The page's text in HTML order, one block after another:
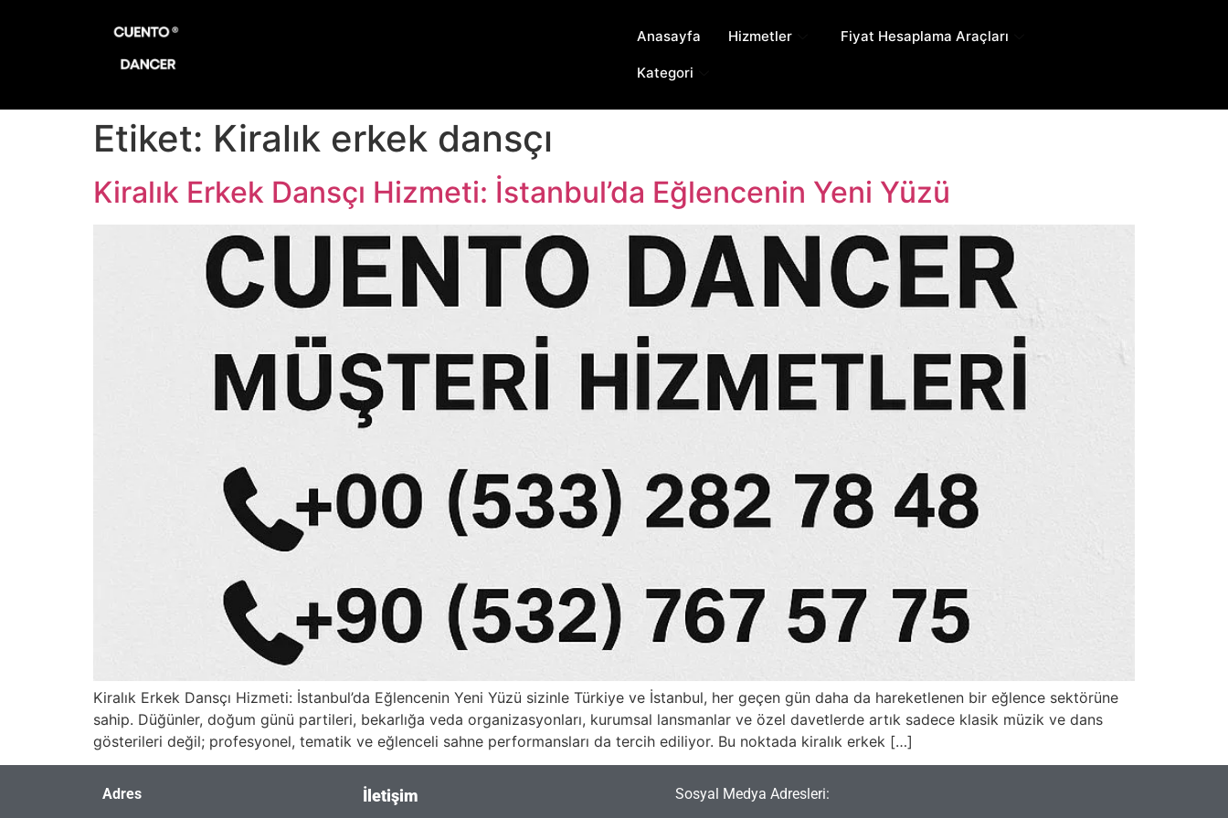
Anasayfa Hizmetler Fiyat Hesaplama Araçları
Kategori
Etiket: Kiralık erkek dansçı
Kiralık Erkek Dansçı Hizmeti: İstanbul’da Eğlencenin Yeni Yüzü
Kiralık Erkek Dansçı Hizmeti: İstanbul’da Eğlencenin Yeni Yüzü sizinle Türkiye ve İstanbul, her geçen gün daha da hareketlenen bir eğlence sektörüne
sahip. Düğünler, doğum günü partileri, bekarlığa veda organizasyonları, kurumsal lansmanlar ve özel davetlerde artık sadece klasik müzik ve dans
gösterileri değil; profesyonel, tematik ve eğlenceli sahne performansları da tercih ediliyor. Bu noktada kiralık erkek […]
Adres İletişim Sosyal Medya Adresleri: